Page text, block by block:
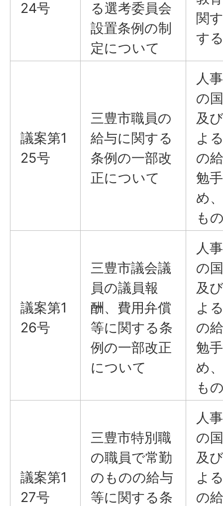
24号
る選考委員会
設置条例の制
定について
関
す
議案第1
25号
三豊市職員の
給与に関する
条例の一部改
正について
人
の
及
よ
の
勉
め
も
議案第1
26号
三豊市議会議
員の議員報
酬、費用弁償
等に関する条
例の一部改正
について
人
の
及
よ
の
勉
め
も
議案第1
27号
三豊市特別職
の職員で常勤
のものの給与
等に関する条
人
の
及
よ
の